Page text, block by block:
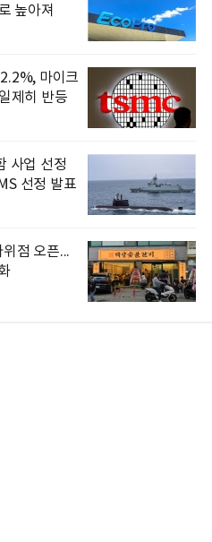
높아져
마이크
제히 반등
사업 선정
선정 발표
점 오픈...